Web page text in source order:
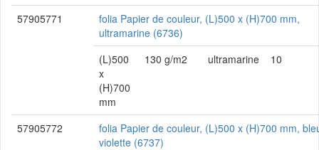
57905771
folia Papier de couleur, (L)500 x (H)700 mm,
ultramarine (6736)
(L)500
x
(H)700
mm
130 g/m2 ultramarine 10
57905772
folia Papier de couleur, (L)500 x (H)700 mm,
violette (6737)